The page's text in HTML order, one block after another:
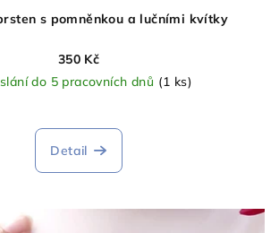
s pomněnkou a lučními kvítky
350 Kč
do 5 pracovních dnů (1 ks)
Detail